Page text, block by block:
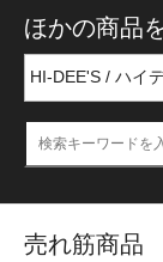
ほかの商品
売れ筋商品